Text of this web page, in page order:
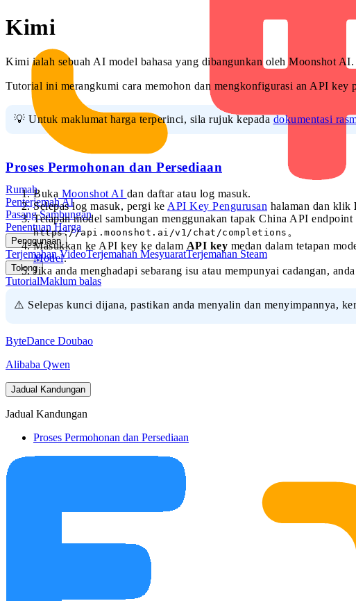
Rumah
Penterjemah AI
Pasang Sambungan
Penentuan Harga
Penggunaan
Terjemahan VideoTerjemahan MesyuaratTerjemahan Steam
Tolong
TutorialMaklum balas
Kimi
Kimi ialah sebuah AI model bahasa yang dibangunkan oleh Moonshot AI.
Tutorial ini merangkumi cara memohon dan mengkonfigurasi an API
💡 Untuk maklumat harga terperinci, sila rujuk kepadadokumentasi
Proses Permohonan dan Persediaan
Buka Moonshot AI dan daftar atau log masuk.
Selepas log masuk, pergi ke API Key Pengurusan halaman dan klik
Tetapan model sambungan menggunakan tapak China API
https://api.moonshot.ai/v1/chat/completions 。
Masukkan ke API key ke dalam API key medan dalam tetapan
Model.
Jika anda menghadapi sebarang isu atau mempunyai cadangan,
⚠️ Selepas kunci dijana, pastikan anda menyalin dan menyimpannya,
ByteDance Doubao
Alibaba Qwen
Jadual Kandungan
Jadual Kandungan
Proses Permohonan dan Persediaan